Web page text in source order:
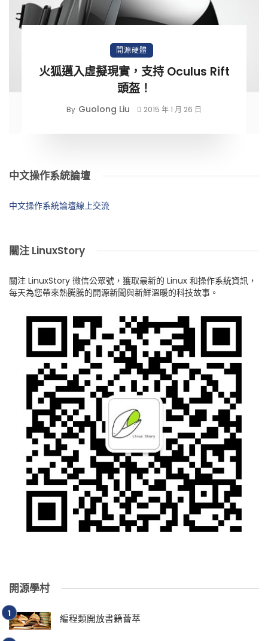
開源硬體
火狐邁入虛擬現實，支持 Oculus Rift
頭盔！
By Guolong Liu 2015 年 1 月 26 日
中文操作系統論壇
中文操作系統論壇線上交流
關注 LinuxStory
關注 LinuxStory 微信公眾號，獲取最新的 Linux 和操作系統資訊，
每天為您帶來熱騰騰的開源新聞與新鮮溫暖的科技故事。
開源學村
編程類開放書籍薈萃